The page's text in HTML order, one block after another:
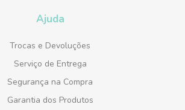
Ajuda
Trocas e Devoluções
Serviço de Entrega
Segurança na Compra
Garantia dos Produtos